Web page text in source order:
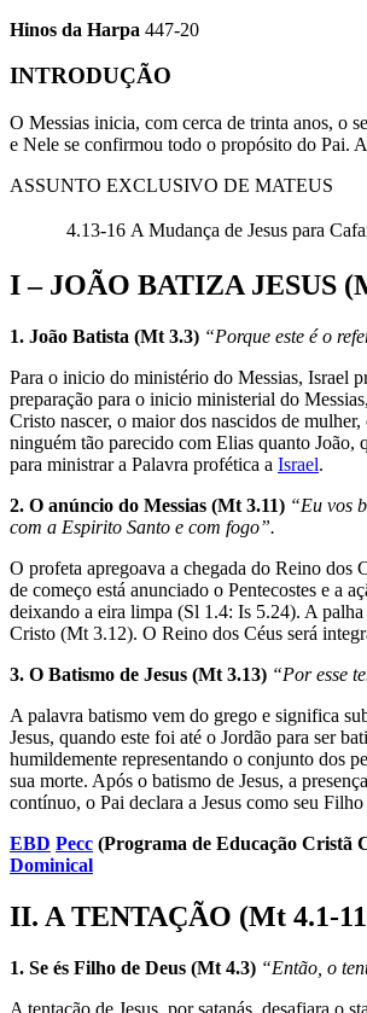
Hinos da Harpa 447-20
INTRODUÇÃO
O Messias inicia, com cerca de trinta anos, o
e Nele se confirmou todo o propósito do Pai.
ASSUNTO EXCLUSIVO DE MATEUS
4.13-16 A Mudança de Jesus para
I – JOÃO BATIZA JESUS
1. João Batista (Mt 3.3) “Porque este é o
Para o inicio do ministério do Messias, Israel
preparação para o inicio ministerial do
Cristo nascer, o maior dos nascidos de
ninguém tão parecido com Elias quanto João,
para ministrar a Palavra profética a Israel.
2. O anúncio do Messias (Mt 3.11) “Eu vos
com a Espirito Santo e com fogo”.
O profeta apregoava a chegada do Reino dos
de começo está anunciado o Pentecostes e a
deixando a eira limpa (Sl 1.4: Is 5.24). A palha
Cristo (Mt 3.12). O Reino dos Céus será
3. O Batismo de Jesus (Mt 3.13) “Por esse
A palavra batismo vem do grego e significa
Jesus, quando este foi até o Jordão para ser
humildemente representando o conjunto dos
sua morte. Após o batismo de Jesus, a
contínuo, o Pai declara a Jesus como seu
EBD Pecc (Programa de Educação Cristã
Dominical
II. A TENTAÇÃO (Mt 4.1-
1. Se és Filho de Deus (Mt 4.3) “Então, o
A tentação de Jesus, por satanás, desafiara o